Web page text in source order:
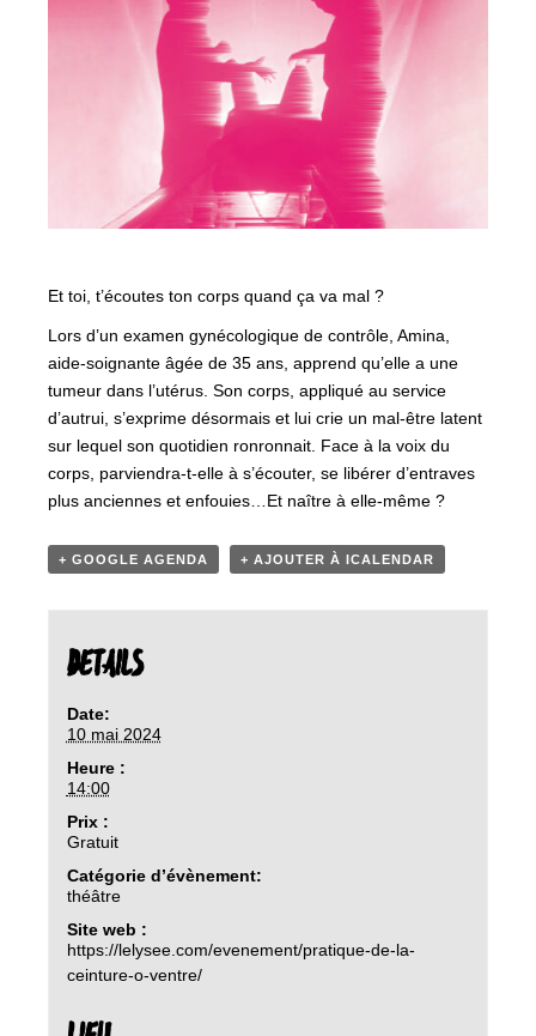
Et toi, t’écoutes ton corps quand ça va mal ?
Lors d’un examen gynécologique de contrôle, Amina,
aide-soignante âgée de 35 ans, apprend qu’elle a une
tumeur dans l’utérus. Son corps, appliqué au service
d’autrui, s’exprime désormais et lui crie un mal-être latent
sur lequel son quotidien ronronnait. Face à la voix du
corps, parviendra-t-elle à s’écouter, se libérer d’entraves
plus anciennes et enfouies…Et naître à elle-même ?
+ GOOGLE AGENDA + AJOUTER À ICALENDAR
DETAILS
Date:
10 mai 2024
Heure :
14:00
Prix :
Gratuit
Catégorie d’évènement:
théâtre
Site web :
https://lelysee.com/evenement/pratique-de-la-
ceinture-o-ventre/